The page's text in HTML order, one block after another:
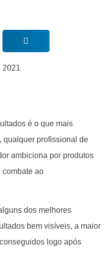
2021
é o que mais
qualquer profissional de
ambiciona por produtos
combate ao
dos melhores
bem visíveis, a maior
logo após